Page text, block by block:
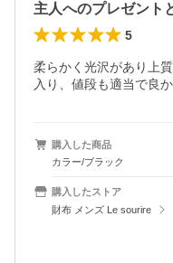
主人へのプレゼント
5
柔らかく光沢があり上
入り、値段も適当で良か
購入した商品
カラー/ブラック
購入したストア
財布 メンズ Le sourire